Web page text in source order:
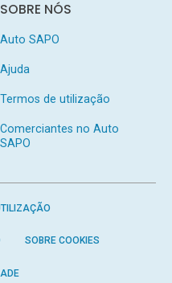
SOBRE NÓS
Auto SAPO
Ajuda
Termos de utilização
Comerciantes no Auto
SAPO
SOBRE COOKIES